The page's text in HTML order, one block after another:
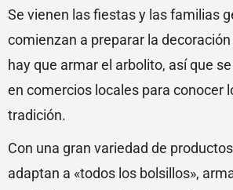
Se vienen las fiestas y las familias
comienzan a preparar la
hay que armar el arbolito, así que
en comercios locales para conocer
tradición.
Con una gran variedad de
adaptan a «todos los bolsillos»,